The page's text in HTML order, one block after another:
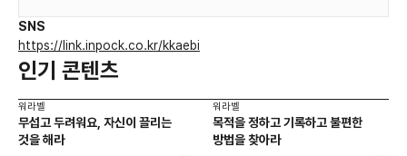
SNS
https://link.inpock.co.kr/kkaebi
인기 콘텐츠
워라벨
무섭고 두려워요, 자신이 끌리는
것을 해라
워라벨
목적을 정하고 기록하고 불편한
방법을 찾아라